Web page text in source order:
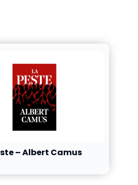
– Albert Camus